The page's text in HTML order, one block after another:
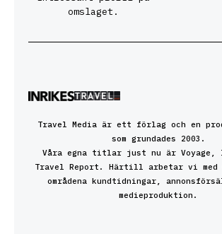
omslaget.
Travel Media är ett förlag och en
som grundades 2003.
Våra egna titlar just nu är Voyage,
Travel Report. Härtill arbetar vi med
områdena kundtidningar,
medieproduktion.